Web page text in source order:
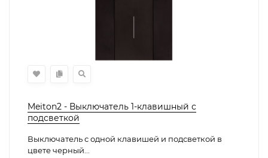
Meiton2 - Выключатель 1-клавишный с
подсветкой
Выключатель с одной клавишей и подсветкой в
цвете черный...